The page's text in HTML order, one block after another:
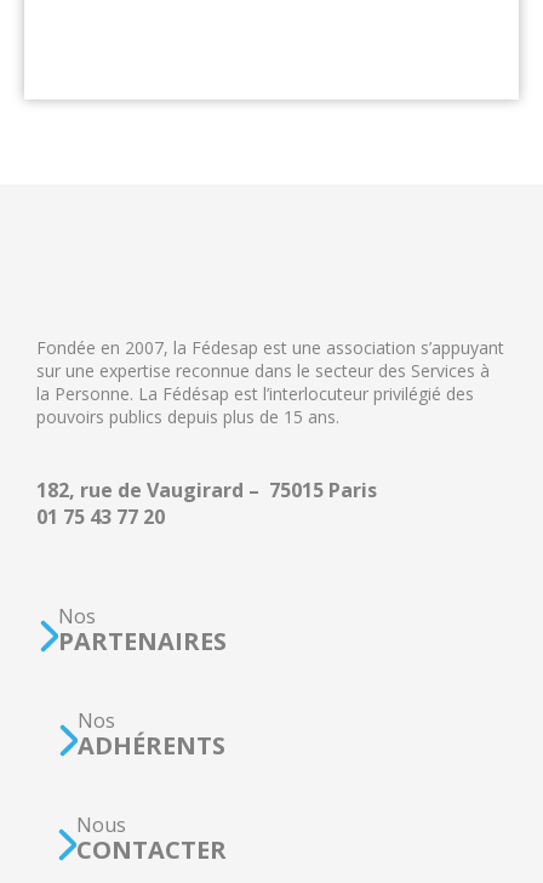
Fondée en 2007, la Fédesap est une association s’appuyant
sur une expertise reconnue dans le secteur des Services à
la Personne. La Fédésap est l’interlocuteur privilégié des
pouvoirs publics depuis plus de 15 ans.
182, rue de Vaugirard – 75015 Paris
01 75 43 77 20
Nos
PARTENAIRES
Nos
ADHÉRENTS
Nous
CONTACTER